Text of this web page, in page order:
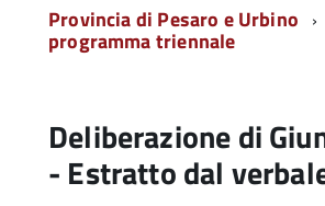
Provincia di Pesaro e Urbino
programma triennale
Deliberazione di
- Estratto dal